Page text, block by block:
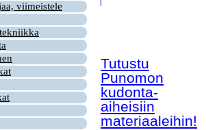
viimeistele
Tutustu
Punomon
kudonta-
aiheisiin
materiaaleihin!